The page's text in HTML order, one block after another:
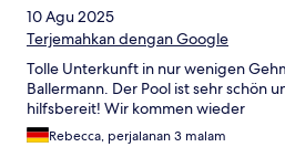
10 Agu 2025
Terjemahkan dengan Google
Tolle Unterkunft in nur wenigen
Ballermann. Der Pool ist sehr schön
hilfsbereit! Wir kommen wieder
Rebecca, perjalanan 3 malam